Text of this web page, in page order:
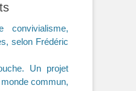
convivialisme,
selon Frédéric
Un projet
commun,